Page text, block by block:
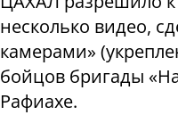
несколько видео,
камерами»
бойцов бригады
Рафиахе.